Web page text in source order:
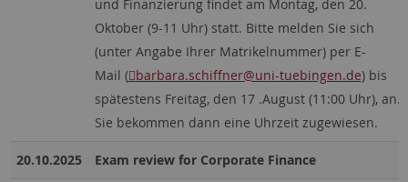
und Finanzierung findet am Montag, den 20.
Oktober (9-11 Uhr) statt. Bitte melden Sie sich
(unter Angabe Ihrer Matrikelnummer) per E-
Mail ( barbara.schiffner@uni-tuebingen.de) bis
spätestens Freitag, den 17 .August (11:00 Uhr), an.
Sie bekommen dann eine Uhrzeit zugewiesen.
20.10.2025 Exam review for Corporate Finance